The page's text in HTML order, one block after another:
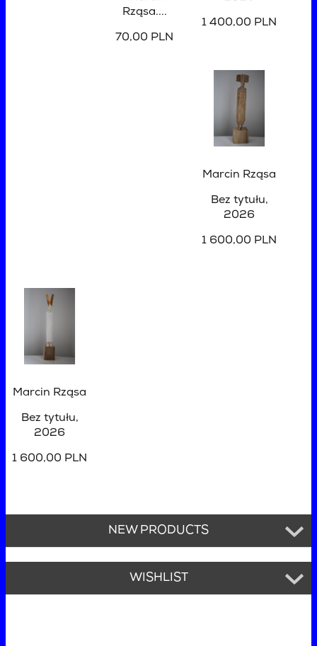
Rząsa....
70,00 PLN
1 400,00 PLN
Marcin Rząsa
Bez tytułu,
2026
1 600,00 PLN
Marcin Rząsa
Bez tytułu,
2026
1 600,00 PLN
NEW PRODUCTS
WISHLIST